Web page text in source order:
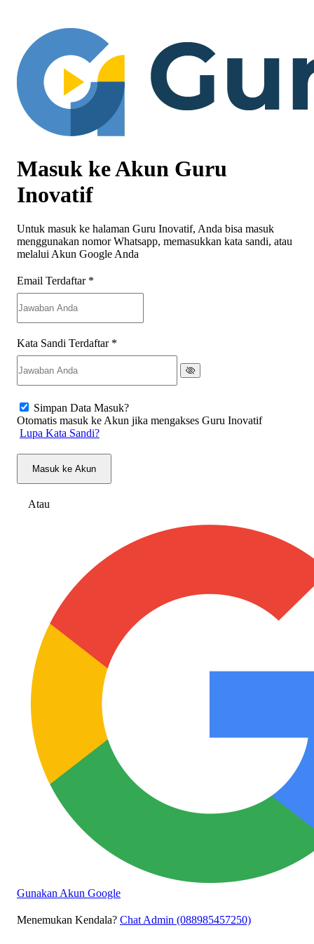
Masuk ke Akun Guru
Inovatif
Untuk masuk ke halaman Guru Inovatif, Anda bisa masuk
menggunakan nomor Whatsapp, memasukkan kata sandi, atau
melalui Akun Google Anda
Email Terdaftar *
Kata Sandi Terdaftar *
Simpan Data Masuk?
Otomatis masuk ke Akun jika mengakses Guru Inovatif
Lupa Kata Sandi?
Masuk ke Akun
Atau
Gunakan Akun Google
Menemukan Kendala? Chat Admin (088985457250)